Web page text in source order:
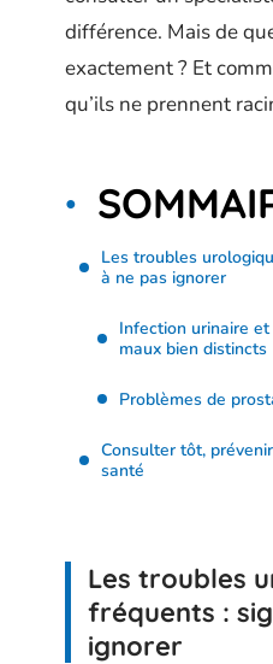
différence. Mais de
exactement ? Et
qu’ils ne prennent
Les troubles
à ne pas ignorer
Infection urinaire
maux bien distincts
Problèmes de
Consulter tôt,
santé
Les troubles
fréquents :
ignorer